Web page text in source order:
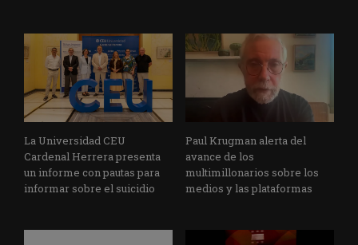
La Universidad CEU
Cardenal Herrera presenta
un informe con pautas para
informar sobre el suicidio
Paul Krugman alerta del
avance de los
multimillonarios sobre los
medios y las plataformas